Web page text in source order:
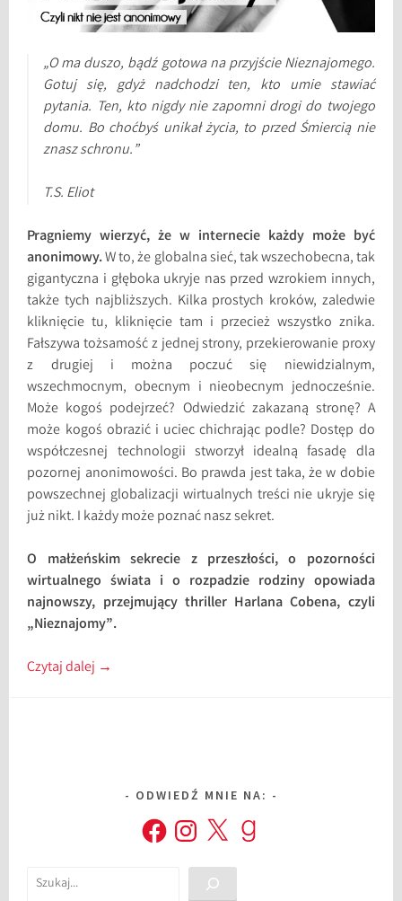
„O ma duszo, bądź gotowa na przyjście Nieznajomego.
Gotuj się, gdyż nadchodzi ten, kto umie stawiać
pytania. Ten, kto nigdy nie zapomni drogi do twojego
domu. Bo choćbyś unikał życia, to przed Śmiercią nie
znasz schronu.”
T.S. Eliot
Pragniemy wierzyć, że w internecie każdy może być
anonimowy.W to, że globalna sieć, tak wszechobecna, tak
gigantyczna i głęboka ukryje nas przed wzrokiem innych,
także tych najbliższych. Kilka prostych kroków, zaledwie
kliknięcie tu, kliknięcie tam i przecież wszystko znika.
Fałszywa tożsamość z jednej strony, przekierowanie proxy
z drugiej i można poczuć się niewidzialnym,
wszechmocnym, obecnym i nieobecnym jednocześnie.
Może kogoś podejrzeć? Odwiedzić zakazaną stronę? A
może kogoś obrazić i uciec chichrając podle? Dostęp do
współczesnej technologii stworzył idealną fasadę dla
pozornej anonimowości. Bo prawda jest taka, że w dobie
powszechnej globalizacji wirtualnych treści nie ukryje się
już nikt. I każdy może poznać nasz sekret.
O małżeńskim sekrecie z przeszłości, o pozorności
wirtualnego świata i o rozpadzie rodziny opowiada
najnowszy, przejmujący thriller Harlana Cobena, czyli
„Nieznajomy”.
Czytaj dalej →
ODWIEDŹ MNIE NA:
FacebookInstagram
X Goodreads
Szukaj